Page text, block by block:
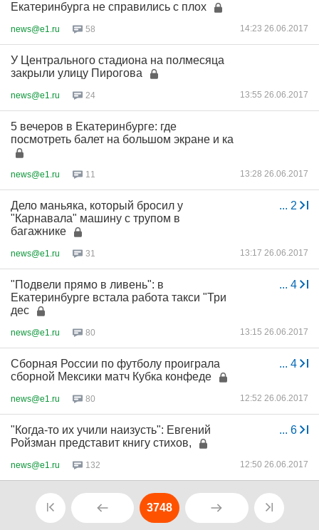
Екатеринбурга не справились с плох
news@e1.ru 58 14:23 26.06.2017
У Центрального стадиона на полмесяца
закрыли улицу Пирогова
news@e1.ru 24 13:55 26.06.2017
5 вечеров в Екатеринбурге: где
посмотреть балет на большом экране и ка
news@e1.ru 11 13:28 26.06.2017
... 2
Дело маньяка, который бросил у
"Карнавала" машину с трупом в
багажнике
news@e1.ru 31 13:17 26.06.2017
... 4
"Подвели прямо в ливень": в
Екатеринбурге встала работа такси "Три
дес
news@e1.ru 80 13:15 26.06.2017
... 4
Сборная России по футболу проиграла
сборной Мексики матч Кубка конфеде
news@e1.ru 80 12:52 26.06.2017
... 6
"Когда-то их учили наизусть": Евгений
Ройзман представит книгу стихов,
news@e1.ru 132 12:50 26.06.2017
3748